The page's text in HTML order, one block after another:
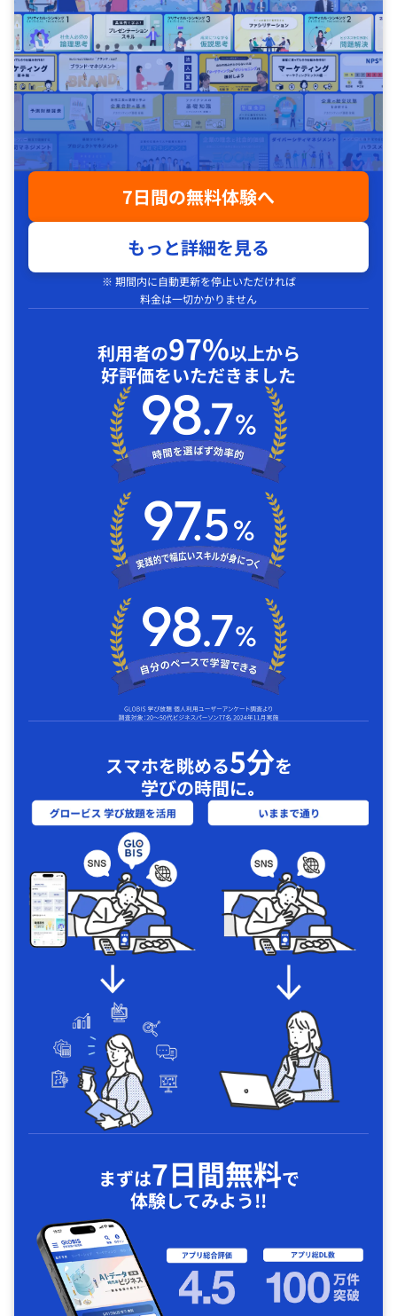
7日間の無料体験へ
もっと詳細を見る
※ 期間内に自動更新を停止いただければ
料金は一切かかりません
利用者の97%以上から
好評価をいただきました
スマホを眺める5分を
学びの時間に｡
まずは7日間無料で
体験してみよう!!